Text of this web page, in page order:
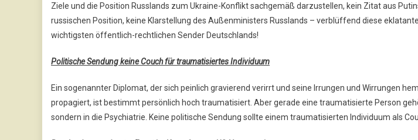
Ziele und die Position Russlands zum Ukraine-Konflikt sachgemäß darzustellen, kein Zitat aus
russischen Position, keine Klarstellung des Außenministers Russlands – verblüffend diese
wichtigsten öffentlich-rechtlichen Sender Deutschlands!
Politische Sendung keine Couch für traumatisiertes Individuum
Ein sogenannter Diplomat, der sich peinlich gravierend verirrt und seine Irrungen und Wirrungen
propagiert, ist bestimmt persönlich hoch traumatisiert. Aber gerade eine traumatisierte Person
sondern in die Psychiatrie. Keine politische Sendung sollte einem traumatisierten Individuum als